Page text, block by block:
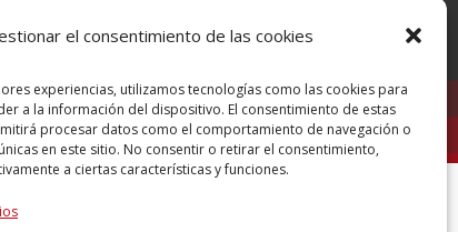
el consentimiento de las cookies
experiencias, utilizamos tecnologías como las cookies para
a la información del dispositivo. El consentimiento de estas
procesar datos como el comportamiento de navegación o
en este sitio. No consentir o retirar el consentimiento,
a ciertas características y funciones.